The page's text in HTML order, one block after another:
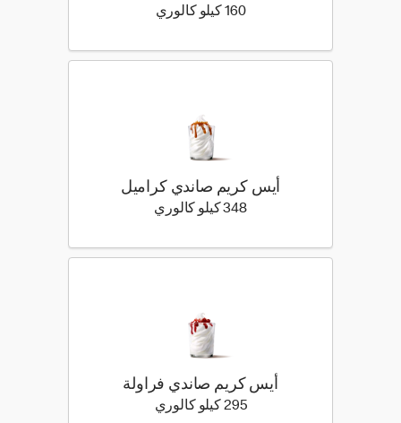
160 كيلو كالوري
أيس كريم صاندي كراميل
348 كيلو كالوري 348 كيلو سعرة حرارية
أيس كريم صاندي فراولة
295 كيلو كالوري